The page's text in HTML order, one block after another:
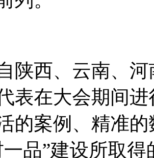
西、云南、河
表在大会期间
的案例、精准
一品”建设所取